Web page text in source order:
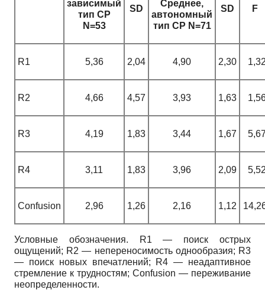
зависимый
тип СР
N=53
SD
Среднее,
автономный
тип СР N=71
SD F
R1 5,36 2,04 4,90 2,30
R2 4,66 4,57 3,93 1,63
R3 4,19 1,83 3,44 1,67
R4 3,11 1,83 3,96 2,09
Confusion 2,96 1,26 2,16 1,12
Условные обозначения. R1— поиск острых
ощущений; R2— непереносимость однообразия; R3
— поиск новых впечатлений; R4— неадаптивное
стремление к трудностям; Confusion — переживание
неопределенности.